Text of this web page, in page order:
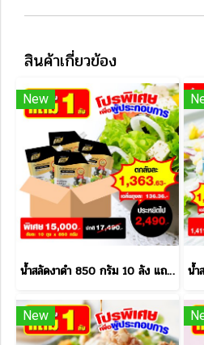
สินค้าเกี่ยวข้อง
New
น้ำสลัดงาดำ 850 กรัม 10 ลัง แถม 1 ลัง
New